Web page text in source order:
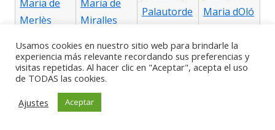
Maria de
Merlès
Maria de
Miralles
Palautorde
Maria dOló
Cerrajeros
Urgentes
Perpètua
Cerrajeros
Santa
Usamos cookies en nuestro sitio web para brindarle la
experiencia más relevante recordando sus preferencias y
visitas repetidas. Al hacer clic en "Aceptar", acepta el uso
de TODAS las cookies.
Ajustes
Aceptar